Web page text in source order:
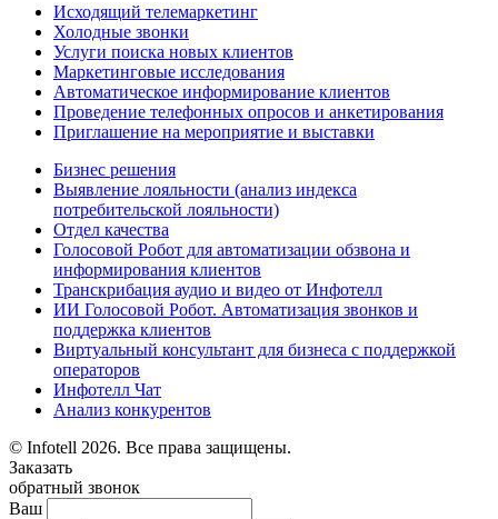
Исходящий телемаркетинг
Холодные звонки
Услуги поиска новых клиентов
Маркетинговые исследования
Автоматическое информирование клиентов
Проведение телефонных опросов и анкетирования
Приглашение на мероприятие и выставки
Бизнес решения
Выявление лояльности (анализ индекса
потребительской лояльности)
Отдел качества
Голосовой Робот для автоматизации обзвона и
информирования клиентов
Транскрибация аудио и видео от Инфотелл
ИИ Голосовой Робот. Автоматизация звонков и
поддержка клиентов
Виртуальный консультант для бизнеса с поддержкой
операторов
Инфотелл Чат
Анализ конкурентов
© Infotell 2026. Все права защищены.
Заказать
обратный звонок
Ваш